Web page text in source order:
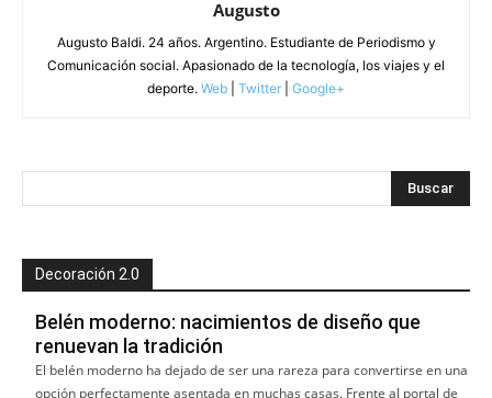
Augusto
Augusto Baldi. 24 años. Argentino. Estudiante de Periodismo y
Comunicación social. Apasionado de la tecnología, los viajes y el
deporte. Web Twitter Google+
Decoración 2.0
Belén moderno: nacimientos de diseño que
renuevan la tradición
El belén moderno ha dejado de ser una rareza para convertirse en una
opción perfectamente asentada en muchas casas. Frente al portal de